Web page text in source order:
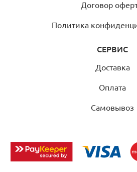
Договор
Политика
СЕРВИС
Доставка
Оплата
Самовывоз